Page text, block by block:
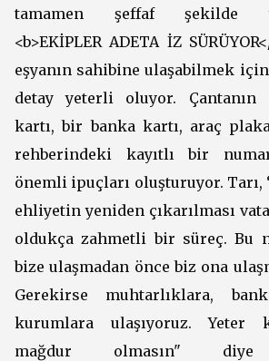
tamamen şeffaf şekilde
<b>EKİPLER ADETA İZ
eşyanın sahibine ulaşabilmek
detay yeterli oluyor.
kartı, bir banka kartı, araç
rehberindeki kayıtlı bir
önemli ipuçları oluşturuyor.
ehliyetin yeniden çıkarılması
oldukça zahmetli bir süreç. Bu
bize ulaşmadan önce biz ona
Gerekirse muhtarlıklara,
kurumlara ulaşıyoruz. Yeter
mağdur olmasın" diye